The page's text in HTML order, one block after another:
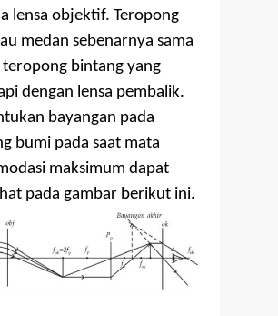
lensa objektif. Teropong
medan sebenarnya sama
teropong bintang yang
dengan lensa pembalik.
bayangan pada
bumi pada saat mata
maksimum dapat
pada gambar berikut ini.